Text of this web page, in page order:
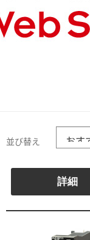
並び替え
詳細